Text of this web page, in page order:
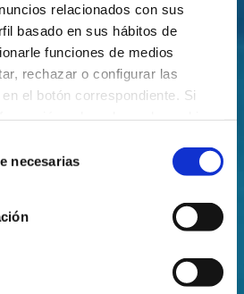
relacionados con sus
basado en sus hábitos de
funciones de medios
rechazar o configurar las
el botón correspondiente. Si
necesarias